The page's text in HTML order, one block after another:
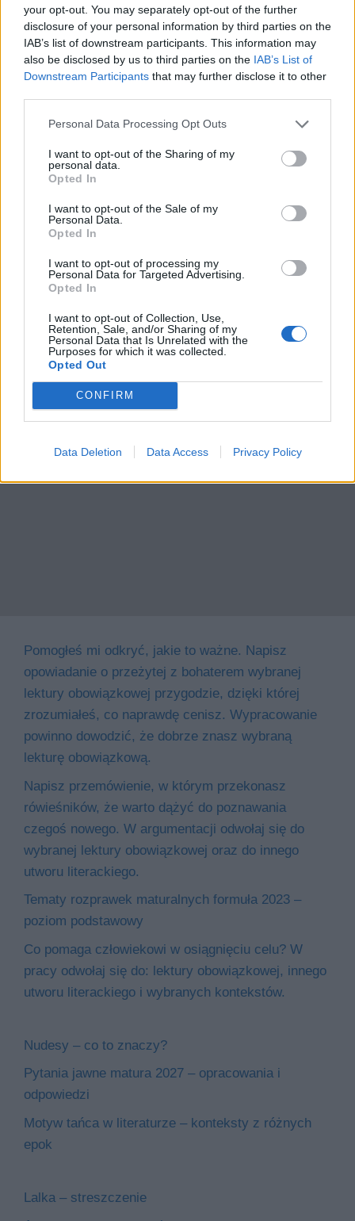
your opt-out. You may separately opt-out of the further
disclosure of your personal information by third parties on the
IAB’s list of downstream participants. This information may
also be disclosed by us to third parties on the IAB’s List of
Downstream Participants that may further disclose it to other
Personal Data Processing Opt Outs
I want to opt-out of the Sharing of my
personal data.
Opted In
I want to opt-out of the Sale of my
Personal Data.
Opted In
I want to opt-out of processing my
Personal Data for Targeted Advertising.
Opted In
I want to opt-out of Collection, Use,
Retention, Sale, and/or Sharing of my
Personal Data that Is Unrelated with the
Purposes for which it was collected.
Opted Out
CONFIRM
Data Deletion Data Access Privacy Policy
mail
Witryna
internetowa
Szukaj
Pomogłeś mi odkryć, jakie to ważne. Napisz
opowiadanie o przeżytej z bohaterem wybranej
lektury obowiązkowej przygodzie, dzięki której
zrozumiałeś, co naprawdę cenisz. Wypracowanie
powinno dowodzić, że dobrze znasz wybraną
lekturę obowiązkową.
Napisz przemówienie, w którym przekonasz
rówieśników, że warto dążyć do poznawania
czegoś nowego. W argumentacji odwołaj się do
wybranej lektury obowiązkowej oraz do innego
utworu literackiego.
Tematy rozprawek maturalnych formuła 2023 –
poziom podstawowy
Co pomaga człowiekowi w osiągnięciu celu? W
pracy odwołaj się do: lektury obowiązkowej, innego
utworu literackiego i wybranych kontekstów.
Nudesy – co to znaczy?
Pytania jawne matura 2027 – opracowania i
odpowiedzi
Motyw tańca w literaturze – konteksty z różnych
epok
Lalka – streszczenie